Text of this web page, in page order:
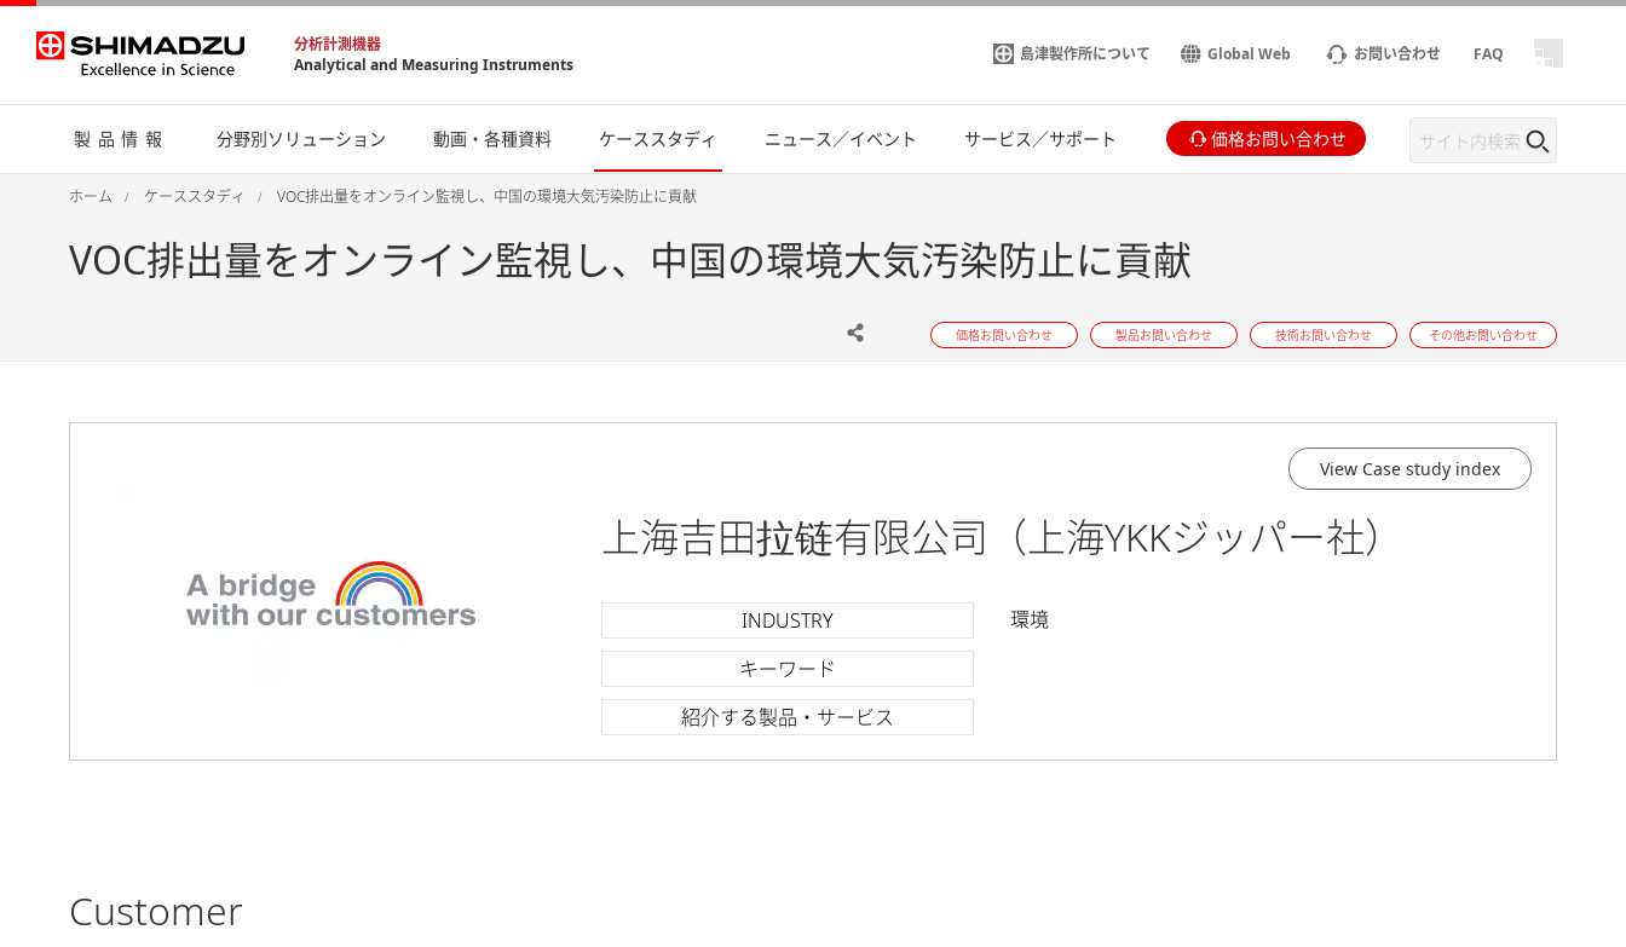
分析計測機器
Analytical and Measuring Instruments
島津製作所について Global Web お問い合わせ FAQ
製品情報 分野別ソリューション 動画・各種資料 ケーススタディ ニュース／イベント サービス／サポート 価格お問い合わせ
ホーム ケーススタディ VOC排出量をオンライン監視し、中国の環境大気汚染防止に貢献
VOC排出量をオンライン監視し、中国の環境大気汚染防止に貢献
価格お問い合わせ 製品お問い合わせ 技術お問い合わせ その他お問い合わせ
View Case study index
上海吉田拉链有限公司（上海YKKジッパー社）
INDUSTRY
環境
キーワード
紹介する製品・サービス
Customer